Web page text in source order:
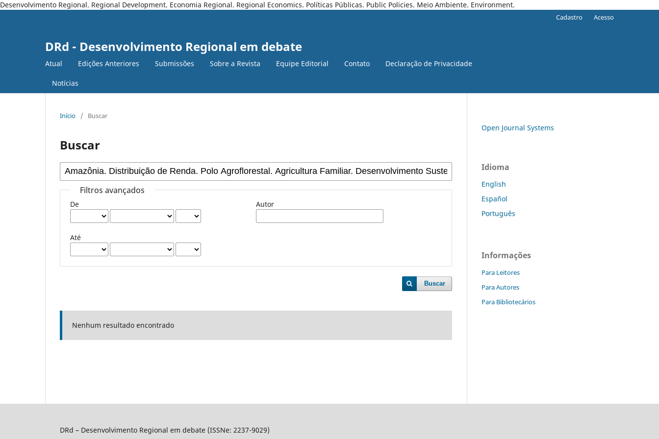
Desenvolvimento Regional. Regional Development. Economia Regional. Regional Economics. Políticas Públicas. Public Policies. Meio Ambiente. Environment.
DRd - Desenvolvimento Regional em debate
Atual Edições Anteriores Submissões Sobre a Revista Equipe Editorial Contato Declaração de Privacidade
Notícias
Cadastro Acesso
Início / Buscar
Buscar
Filtros avançados
De
Até
Autor
Buscar
Nenhum resultado encontrado
Open Journal Systems
Idioma
English
Español
Português
Informações
Para Leitores
Para Autores
Para Bibliotecários
DRd – Desenvolvimento Regional em debate (ISSNe: 2237-9029)